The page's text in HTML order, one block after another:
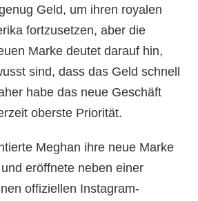
Geld, um ihren royalen
fortzusetzen, aber die
Marke deutet darauf hin,
sind, dass das Geld schnell
habe das neue Geschäft
oberste Priorität.
Meghan ihre neue Marke
eröffnete neben einer
offiziellen Instagram-